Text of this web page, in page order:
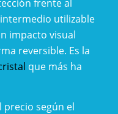
frente al
utilizable
impacto visual
reversible. Es la
que más ha
precio según el